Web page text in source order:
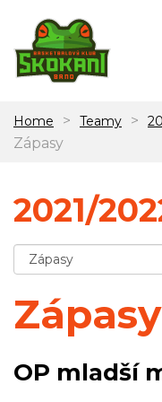
Home > Teamy >
Zápasy
2021/
Zápasy
OP mladší